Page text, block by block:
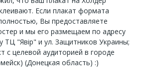
Если плакат формата
Вы предоставляете
и мы его размещаем по адресу
ТЦ "Явір" и ул. Защитников Украины;
с целевой аудиторией в городе
(Донецкая область) :)